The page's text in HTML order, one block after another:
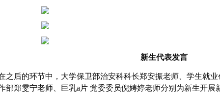
新生代表发言
之后的环节中，大学保卫部治安科科长郑安振老师、学生就
部郑雯宁老师、巨乳a片 党委委员倪娉婷老师分别为新生开